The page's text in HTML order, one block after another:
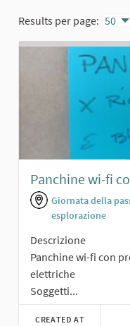
Results per page: 50
Panchine wi-fi
Giornata della
esplorazione
Descrizione
Panchine wi-fi con
elettriche
Soggetti...
CREATED AT